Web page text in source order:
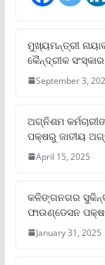
ମୁଖ୍ୟମନ୍ତ୍ରୀ
କୈନ୍ଦ୍ରୀକ
September 3,
ଅଗ୍ନିଶମ
ପକ୍ଷରୁ ଜାତୀୟ
April 15, 2025
କଳିଙ୍ଗନଗର
ଫାଉଣ୍ଡେସନ
January 31, 2025